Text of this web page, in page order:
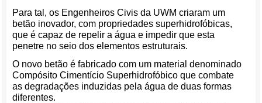
Para tal, os Engenheiros Civis da UWM criaram um
betão inovador, com propriedades superhidrofóbicas,
que é capaz de repelir a água e impedir que esta
penetre no seio dos elementos estruturais.
O novo betão é fabricado com um material denominado
Compósito Cimentício Superhidrofóbico que combate
as degradações induzidas pela água de duas formas
diferentes.